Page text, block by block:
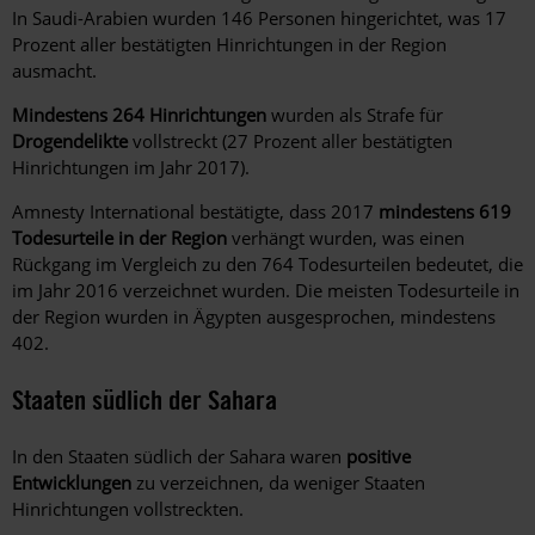
In Saudi-Arabien wurden 146 Personen hingerichtet, was 17
Prozent aller bestätigten Hinrichtungen in der Region
ausmacht.
Mindestens 264 Hinrichtungen wurden als Strafe für
Drogendelikte vollstreckt (27 Prozent aller bestätigten
Hinrichtungen im Jahr 2017).
Amnesty International bestätigte, dass 2017 mindestens 619
Todesurteile in der Region verhängt wurden, was einen
Rückgang im Vergleich zu den 764 Todesurteilen bedeutet, die
im Jahr 2016 verzeichnet wurden. Die meisten Todesurteile in
der Region wurden in Ägypten ausgesprochen, mindestens
402.
Staaten südlich der Sahara
In den Staaten südlich der Sahara waren positive
Entwicklungen zu verzeichnen, da weniger Staaten
Hinrichtungen vollstreckten.